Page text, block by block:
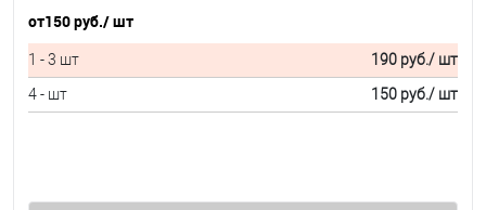
от150 руб./ шт
1 - 3 шт 190 руб./ шт
4 - шт
150 руб./ шт